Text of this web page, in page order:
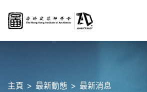
主頁 最新動態 最新消息